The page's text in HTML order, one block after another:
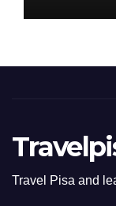
Travel Pisa and